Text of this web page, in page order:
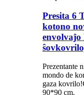
Presita 6
kotono
envolvaĵo
Prezentante
mondo de
gaza
90*90 cm.